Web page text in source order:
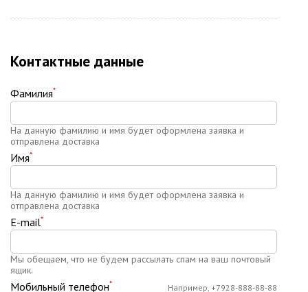
Контактные данные
Фамилия*
На данную фамилию и имя будет оформлена заявка и
отправлена доставка
Имя*
На данную фамилию и имя будет оформлена заявка и
отправлена доставка
E-mail*
Мы обещаем, что не будем рассылать спам на ваш почтовый
ящик.
Мобильный телефон* Например, +7928-888-88-88